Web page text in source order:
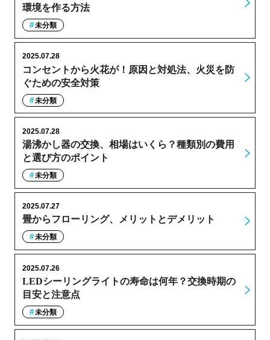
環境を作る方法
未分類
コンセントから火花が！原因と対処法、火災を防
ぐための安全対策
2025.07.28
未分類
湯沸かし器の交換、相場はいくら？種類別の費用
と選び方のポイント
2025.07.28
未分類
畳からフローリング、メリットとデメリット
2025.07.27
未分類
LEDシーリングライトの寿命は何年？交換時期の
目安と注意点
2025.07.26
未分類